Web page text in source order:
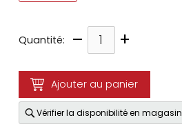
Quantité: – +
Ajouter au panier
Vérifier la disponibilité en magasin